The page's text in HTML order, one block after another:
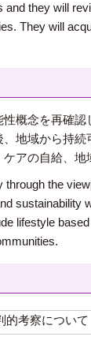
they will
They will
概念を再確
地域から持
アの自給、地
the
sustainability
lifestyle
考察について